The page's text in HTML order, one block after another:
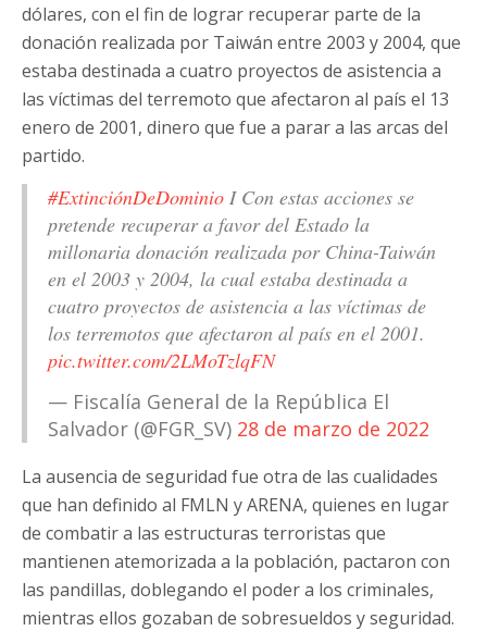
dólares, con el fin de lograr recuperar parte de la
donación realizada por Taiwán entre 2003 y 2004, que
estaba destinada a cuatro proyectos de asistencia a
las víctimas del terremoto que afectaron al país el 13
enero de 2001, dinero que fue a parar a las arcas del
partido.
#ExtinciónDeDominio I Con estas acciones se
pretende recuperar a favor del Estado la
millonaria donación realizada por China-Taiwán
en el 2003 y 2004, la cual estaba destinada a
cuatro proyectos de asistencia a las víctimas de
los terremotos que afectaron al país en el 2001.
pic.twitter.com/2LMoTzlqFN
— Fiscalía General de la República El
Salvador (@FGR_SV) 28 de marzo de 2022
La ausencia de seguridad fue otra de las cualidades
que han definido al FMLN y ARENA, quienes en lugar
de combatir a las estructuras terroristas que
mantienen atemorizada a la población, pactaron con
las pandillas, doblegando el poder a los criminales,
mientras ellos gozaban de sobresueldos y seguridad.